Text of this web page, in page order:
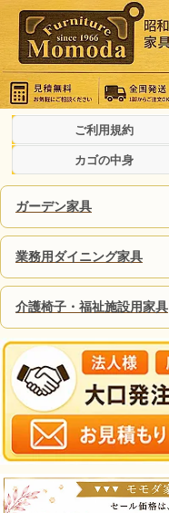
ご利用規約
カゴの中身
ガーデン家具
業務用ダイニング家具
介護椅子・福祉施設用家具